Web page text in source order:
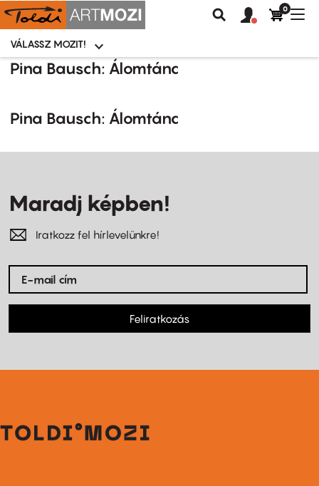
Ugrás
Moziválasztó
menü
VÁLASSZ MOZIT!
Keresés
Felhasználói
fiók
0
Pina Bausch: Álomtánc
Pina Bausch: Álomtánc
Maradj képben!
Iratkozz fel hírlevelünkre!
Feliratkozás